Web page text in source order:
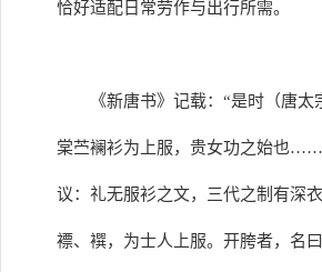
恰好适配日常劳作与出行所需。
《新唐书》记载：“是时（唐太
棠苎襕衫为上服，贵女功之始也
议：礼无服衫之文，三代之制有深
褾、襈，为士人上服。开胯者，名